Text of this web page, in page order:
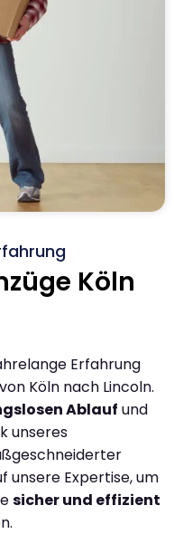
Köln
Erfahrung
Köln nach Lincoln.
Ablauf und
unseres
unsere Expertise, um
sicher und effizient